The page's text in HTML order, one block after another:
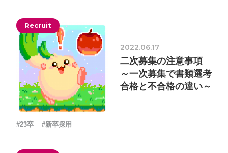
Recruit
2022.06.17
二次募集の注意事項
～一次募集で書類選考
合格と不合格の違い～
#23卒 #新卒採用